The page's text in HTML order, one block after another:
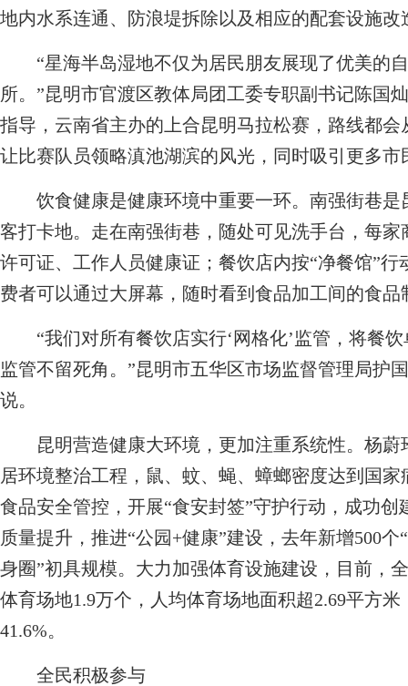
地内水系连通、防浪堤拆除以及相应的配套设施改
“星海半岛湿地不仅为居民朋友展现了优美的
所。”昆明市官渡区教体局团工委专职副书记陈国
指导，云南省主办的上合昆明马拉松赛，路线都
让比赛队员领略滇池湖滨的风光，同时吸引更多市
饮食健康是健康环境中重要一环。南强街巷是
客打卡地。走在南强街巷，随处可见洗手台，每
许可证、工作人员健康证；餐饮店内按“净餐馆”
费者可以通过大屏幕，随时看到食品加工间的食
“我们对所有餐饮店实行‘网格化’监管，将餐饮
监管不留死角。”昆明市五华区市场监督管理局护
说。
昆明营造健康大环境，更加注重系统性。杨蔚
居环境整治工程，鼠、蚊、蝇、蟑螂密度达到国
食品安全管控，开展“食安封签”守护行动，成功
质量提升，推进“公园+健康”建设，去年新增500
身圈”初具规模。大力加强体育设施建设，目前，
体育场地1.9万个，人均体育场地面积超2.69平方
41.6%。
全民积极参与